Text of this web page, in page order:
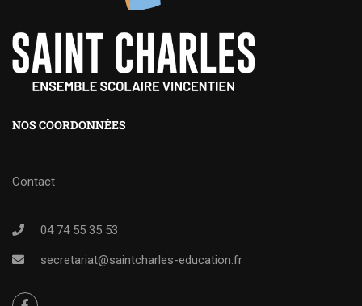
NOS COORDONNÉES
Contact
04 74 55 35 53
secretariat@saintcharles-education.fr